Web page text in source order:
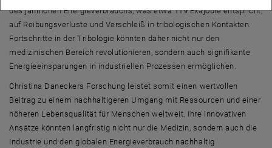
des jährlichen Energieverbrauchs, was etwa 119 Exajoule entspricht,
auf Reibungsverluste und Verschleiß in tribologischen Kontakten.
Fortschritte in der Tribologie könnten daher nicht nur den
medizinischen Bereich revolutionieren, sondern auch signifikante
Energieeinsparungen in industriellen Prozessen ermöglichen.
Christina Daneckers Forschung leistet somit einen wertvollen
Beitrag zu einem nachhaltigeren Umgang mit Ressourcen und einer
höheren Lebensqualität für Menschen weltweit. Ihre innovativen
Ansätze könnten langfristig nicht nur die Medizin, sondern auch die
Industrie und den globalen Energieverbrauch nachhaltig